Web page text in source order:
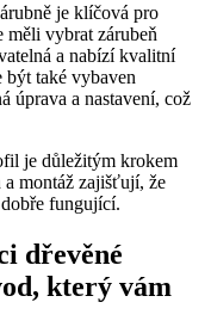
je klíčová pro
měli vybrat zárubeň
a nabízí kvalitní
také vybaven
úprava a nastavení, což
je důležitým krokem
a montáž zajišťují, že
fungující.
dřevěné
který vám